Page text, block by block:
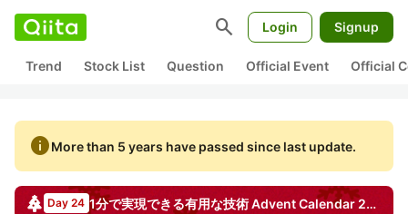
search Login Signup
Trend Stock List Question Official Event Official
infoMore than 5 years have passed since last update.
Day 24 1分で実現できる有用な技術Advent Calendar2015